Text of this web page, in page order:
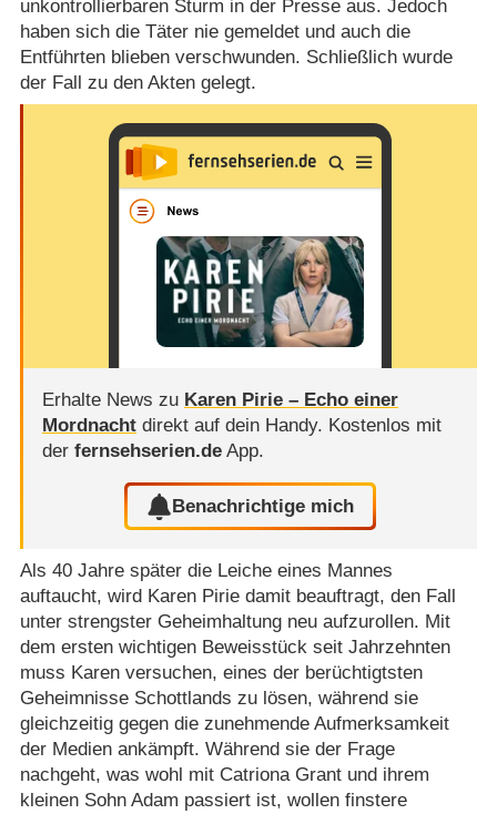
unkontrollierbaren Sturm in der Presse aus. Jedoch
haben sich die Täter nie gemeldet und auch die
Entführten blieben verschwunden. Schließlich wurde
der Fall zu den Akten gelegt.
Erhalte News zu Karen Pirie – Echo einer
Mordnachtdirekt auf dein Handy. Kostenlos mit
der fernsehserien.deApp.
Benachrichtige mich
Als 40 Jahre später die Leiche eines Mannes
auftaucht, wird Karen Pirie damit beauftragt, den Fall
unter strengster Geheimhaltung neu aufzurollen. Mit
dem ersten wichtigen Beweisstück seit Jahrzehnten
muss Karen versuchen, eines der berüchtigtsten
Geheimnisse Schottlands zu lösen, während sie
gleichzeitig gegen die zunehmende Aufmerksamkeit
der Medien ankämpft. Während sie der Frage
nachgeht, was wohl mit Catriona Grant und ihrem
kleinen Sohn Adam passiert ist, wollen finstere